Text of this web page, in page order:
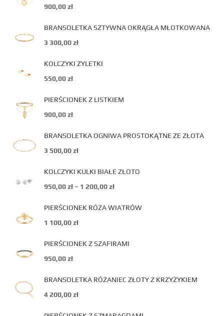
900,00zł
BRANSOLETKA SZTYWNA OKRĄGŁA MŁOTKOWANA
3 300,00zł
KOLCZYKI ŻYLETKI
550,00zł
PIERŚCIONEK Z LISTKIEM
900,00zł
BRANSOLETKA OGNIWA PROSTOKĄTNE ZE ZŁOTA
3 500,00zł
KOLCZYKI KULKI BIAŁE ZŁOTO
950,00zł – 1 200,00zł
PIERŚCIONEK RÓŻA WIATRÓW
1 100,00zł
PIERŚCIONEK Z SZAFIRAMI
950,00zł
BRANSOLETKA RÓŻANIEC ZŁOTY Z KRZYŻYKIEM
4 200,00zł